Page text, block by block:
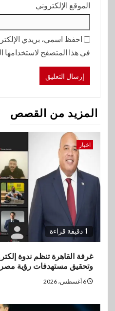
الموقع الإلكتروني
احفظ اسمي، بريدي
في هذا المتصفح لاستخدامها
المزيد من القصص
اخبار
1 دقيقة قراءة
غرفة القاهرة تنظم ندوة
وتحقيق مستهدفات رؤية مصر 2030